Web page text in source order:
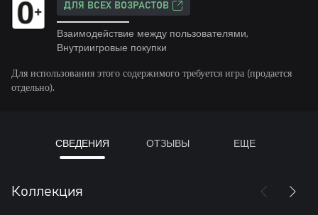
ДЛЯ ВСЕХ ВОЗРАСТОВ
Взаимодействие между пользователями,
Внутриигровые покупки
Для использования этого содержимого требуется игра (продается
отдельно).
СВЕДЕНИЯ ОТЗЫВЫ ЕЩЕ
Коллекция